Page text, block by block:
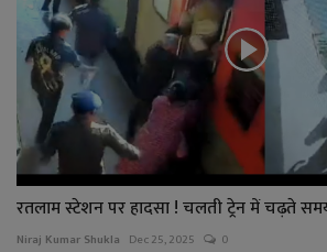
रतलाम स्टेशन पर हादसा ! चलती ट्रेन में चढ़ते
Niraj Kumar Shukla Dec 25, 2025 0